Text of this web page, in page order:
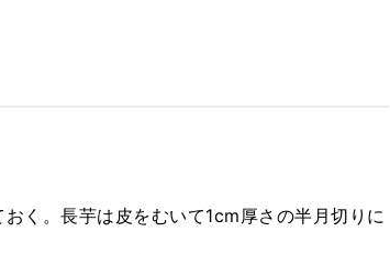
く。長芋は皮をむいて1cm厚さの半月切りに